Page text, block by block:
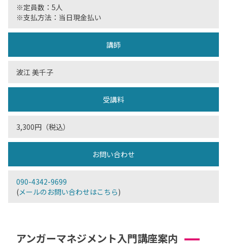
※定員数：5人
※支払方法：当日現金払い
講師
波江 美千子
受講料
3,300円（税込）
お問い合わせ
090-4342-9699
(メールのお問い合わせはこちら)
アンガーマネジメント入門講座案内